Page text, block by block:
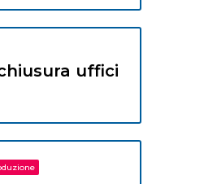
uffici